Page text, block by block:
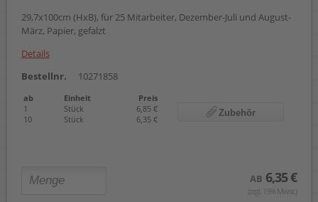
29,7x100cm (HxB), für 25 Mitarbeiter, Dezember-Juli und August-
März, Papier, gefalzt
Details
Bestellnr.
10271858
ab Einheit
Preis
1
Stück
6,85 €
10
Stück 6,35 €
Zubehör
AB 6,35 €
(zzgl. 19% Mwst.)